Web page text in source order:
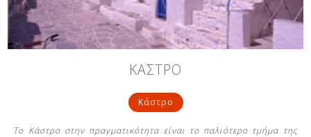
ΚΑΣΤΡΟ
Κάστρο
Το Κάστρο στην πραγματικότητα είναι το παλιότερο τμήμα της